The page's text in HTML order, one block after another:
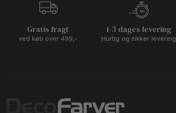
Gratis fragt
ved køb over 499,-
1-3 dages levering
Hurtig og sikker levering